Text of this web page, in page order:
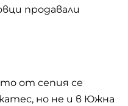
продавали
от сепия се
но не и в Южна